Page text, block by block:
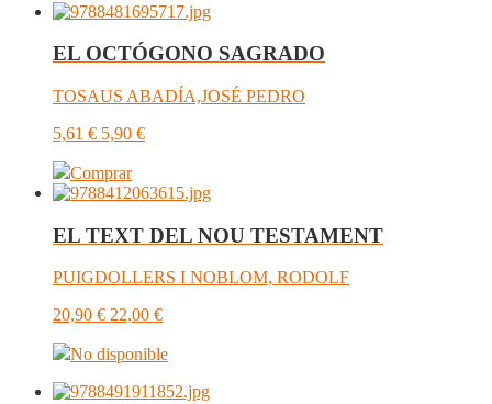
EL OCTÓGONO SAGRADO
TOSAUS ABADÍA,JOSÉ PEDRO
5,61 € 5,90 €
Comprar
EL TEXT DEL NOU TESTAMENT
PUIGDOLLERS I NOBLOM, RODOLF
20,90 € 22,00 €
No disponible